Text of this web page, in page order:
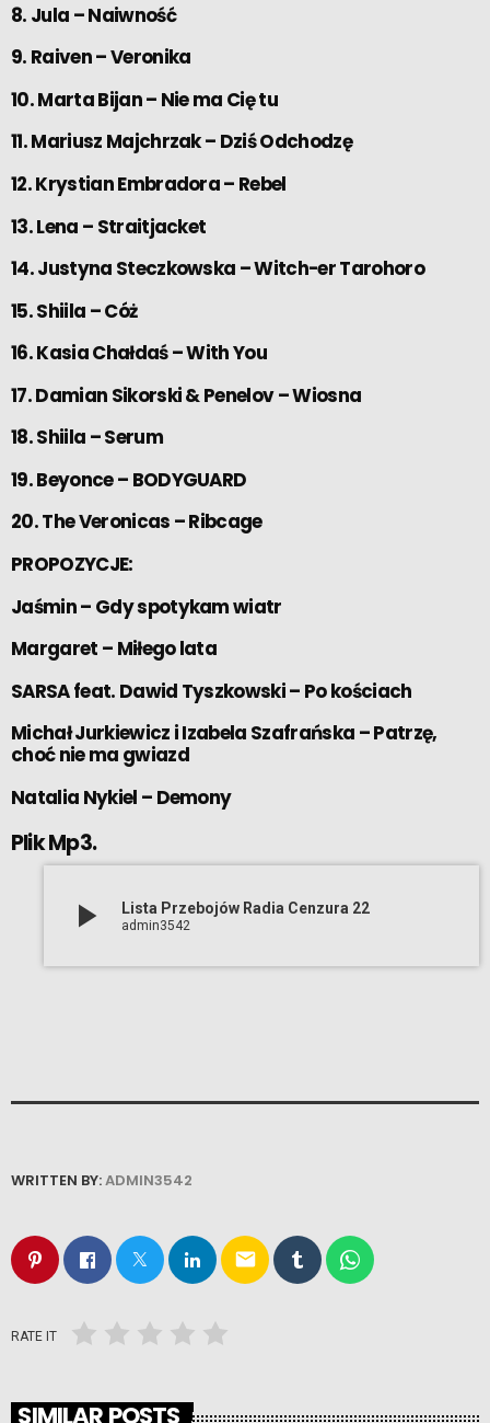
8. Jula – Naiwność
9. Raiven – Veronika
10. Marta Bijan – Nie ma Cię tu
11. Mariusz Majchrzak – Dziś Odchodzę
12. Krystian Embradora – Rebel
13. Lena – Straitjacket
14. Justyna Steczkowska – Witch-er Tarohoro
15. Shiila – Cóż
16. Kasia Chałdaś – With You
17. Damian Sikorski & Penelov – Wiosna
18. Shiila – Serum
19. Beyonce – BODYGUARD
20. The Veronicas – Ribcage
PROPOZYCJE:
Jaśmin – Gdy spotykam wiatr
Margaret – Miłego lata
SARSA feat. Dawid Tyszkowski – Po kościach
Michał Jurkiewicz i Izabela Szafrańska – Patrzę,
choć nie ma gwiazd
Natalia Nykiel – Demony
Plik Mp3.
play_arrow Lista Przebojów Radia Cenzura 22
admin3542
WRITTEN BY:ADMIN3542
email
RATE IT
SIMILAR POSTS